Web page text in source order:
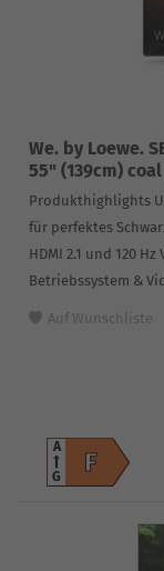
We. by Loewe.
55" (139cm)
Produkthighlights
für perfektes
HDMI 2.1 und 120
Betriebssystem &
Auf Wunschliste
F
A
G